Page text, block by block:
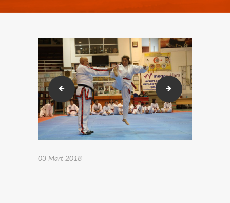
2018-02-23-26 Karakusak sınavı. (354) 2018-02-23-26
03 Mart 2018